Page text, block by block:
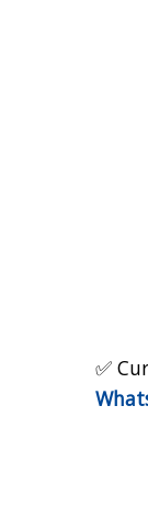
✅